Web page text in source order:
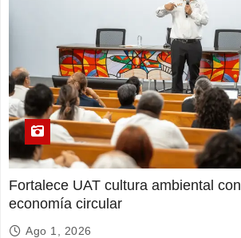
Fortalece UAT cultura ambiental
economía circular
Ago 1, 2026